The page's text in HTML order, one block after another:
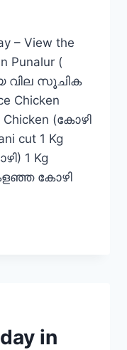
– View the
Punalur (
വില സൂചിക
Chicken
Chicken (കോഴി
cut 1 Kg
1 Kg
കോഴി
in